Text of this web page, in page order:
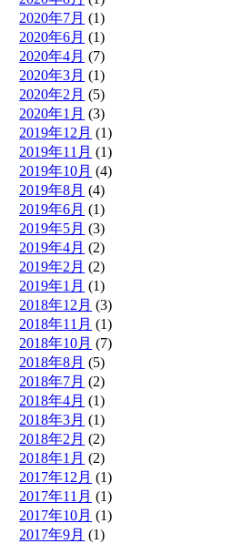
2020年7月 (1)
2020年6月 (1)
2020年4月 (7)
2020年3月 (1)
2020年2月 (5)
2020年1月 (3)
2019年12月 (1)
2019年11月 (1)
2019年10月 (4)
2019年8月 (4)
2019年6月 (1)
2019年5月 (3)
2019年4月 (2)
2019年2月 (2)
2019年1月 (1)
2018年12月 (3)
2018年11月 (1)
2018年10月 (7)
2018年8月 (5)
2018年7月 (2)
2018年4月 (1)
2018年3月 (1)
2018年2月 (2)
2018年1月 (2)
2017年12月 (1)
2017年11月 (1)
2017年10月 (1)
2017年9月 (1)